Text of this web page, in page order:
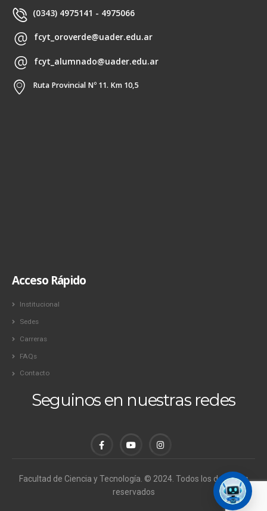
(0343) 4975141 - 4975066
fcyt_oroverde@uader.edu.ar
fcyt_alumnado@uader.edu.ar
Ruta Provincial Nº 11. Km 10,5
Acceso Rápido
Institucional
Sedes
Carreras
FAQs
Contacto
Seguinos en nuestras redes
Facultad de Ciencia y Tecnología. © 2024. Todos los derechos
reservados